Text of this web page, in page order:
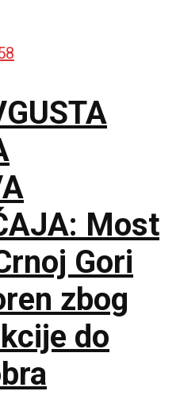
Most
Gori
zbog
do